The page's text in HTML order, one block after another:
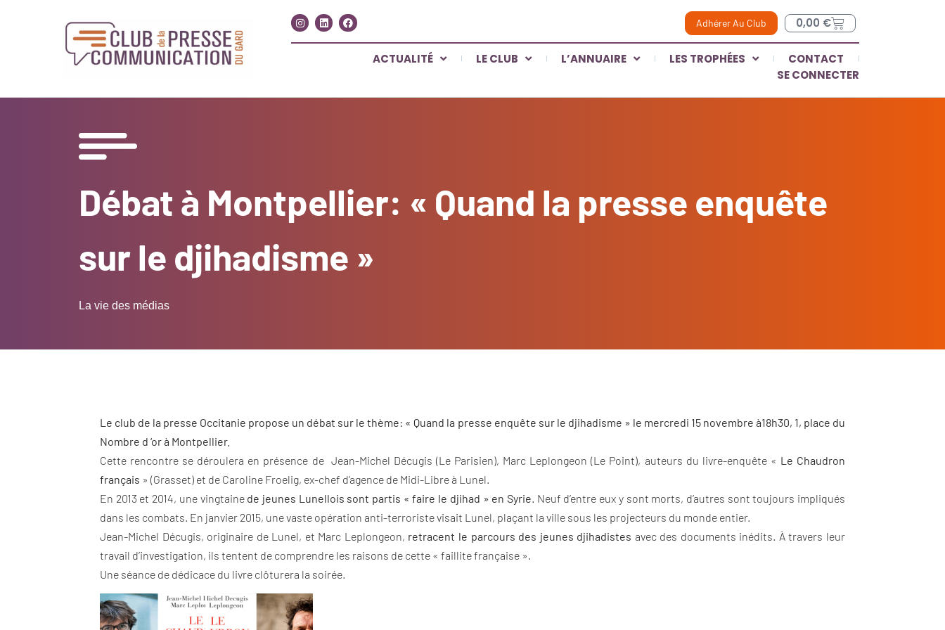
Adhérer Au Club 0,00 €
ACTUALITÉ LE CLUB L’ANNUAIRE LES TROPHÉES
CONTACT
SE CONNECTER
Débat à Montpellier: « Quand la presse enquête
sur le djihadisme »
La vie des médias
Le club de la presse Occitanie propose un débat sur le thème: « Quand la presse enquête sur le djihadisme » le mercredi 15 novembre à18h30, 1, place du
Nombre d ‘or à Montpellier.
Cette rencontre se déroulera en présence de Jean-Michel Décugis (Le Parisien), Marc Leplongeon (Le Point), auteurs du livre-enquête « Le Chaudron
français » (Grasset) et de Caroline Froelig, ex-chef d’agence de Midi-Libre à Lunel.
En 2013 et 2014, une vingtaine de jeunes Lunellois sont partis « faire le djihad » en Syrie . Neuf d’entre eux y sont morts, d’autres sont toujours impliqués
dans les combats. En janvier 2015, une vaste opération anti-terroriste visait Lunel, plaçant la ville sous les projecteurs du monde entier.
Jean-Michel Décugis, originaire de Lunel, et Marc Leplongeon, retracent le parcours des jeunes djihadistes avec des documents inédits. À travers leur
travail d’investigation, ils tentent de comprendre les raisons de cette « faillite française ».
Une séance de dédicace du livre clôturera la soirée.